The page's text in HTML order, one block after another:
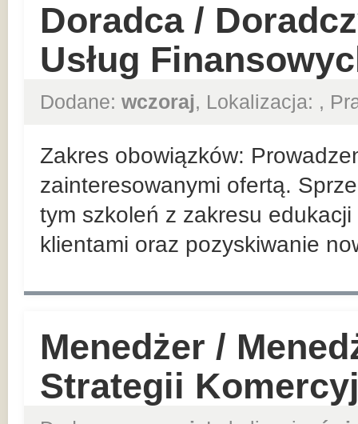
Doradca /
Usług
Dodane: wczoraj, Lokalizacja: ,
Zakres obowiązków:
zainteresowanymi ofertą.
tym szkoleń z zakresu
klientami oraz pozyskiwanie
Menedżer /
Strategii